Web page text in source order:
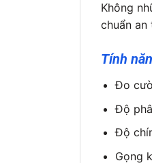
Không
chuẩn an
Tính
Đo
Độ
Độ
Gọng